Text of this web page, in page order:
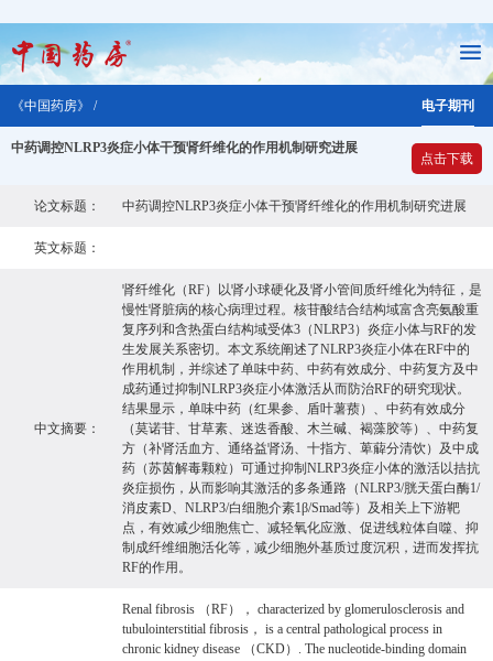
《中国药房》 / 电子期刊
中药调控NLRP3炎症小体干预肾纤维化的作用机制研究进展
点击下载
论文标题： 中药调控NLRP3炎症小体干预肾纤维化的作用机制研究进展
英文标题：
中文摘要：
肾纤维化（RF）以肾小球硬化及肾小管间质纤维化为特征，是
慢性肾脏病的核心病理过程。核苷酸结合结构域富含亮氨酸重
复序列和含热蛋白结构域受体3（NLRP3）炎症小体与RF的发
生发展关系密切。本文系统阐述了NLRP3炎症小体在RF中的
作用机制，并综述了单味中药、中药有效成分、中药复方及中
成药通过抑制NLRP3炎症小体激活从而防治RF的研究现状。
结果显示，单味中药（红果参、盾叶薯蓣）、中药有效成分
（莫诺苷、甘草素、迷迭香酸、木兰碱、褐藻胶等）、中药复
方（补肾活血方、通络益肾汤、十指方、萆薢分清饮）及中成
药（苏茵解毒颗粒）可通过抑制NLRP3炎症小体的激活以拮抗
炎症损伤，从而影响其激活的多条通路（NLRP3/胱天蛋白酶1/
消皮素D、NLRP3/白细胞介素1β/Smad等）及相关上下游靶
点，有效减少细胞焦亡、减轻氧化应激、促进线粒体自噬、抑
制成纤维细胞活化等，减少细胞外基质过度沉积，进而发挥抗
RF的作用。
Renal fibrosis （RF）， characterized by glomerulosclerosis and
tubulointerstitial fibrosis， is a central pathological process in
chronic kidney disease （CKD）. The nucleotide-binding domain